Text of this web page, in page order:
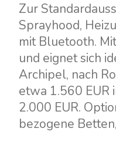
Zur
Sprayhood,
mit Bluetooth.
und eignet sich
Archipel, nach
etwa 1.560 EUR
2.000 EUR.
bezogene